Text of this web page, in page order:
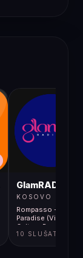
GlamRADIO
KOSOVO
Rompasso -
Paradise (Vintage
Culture Remix)
10 SLUŠATELJA